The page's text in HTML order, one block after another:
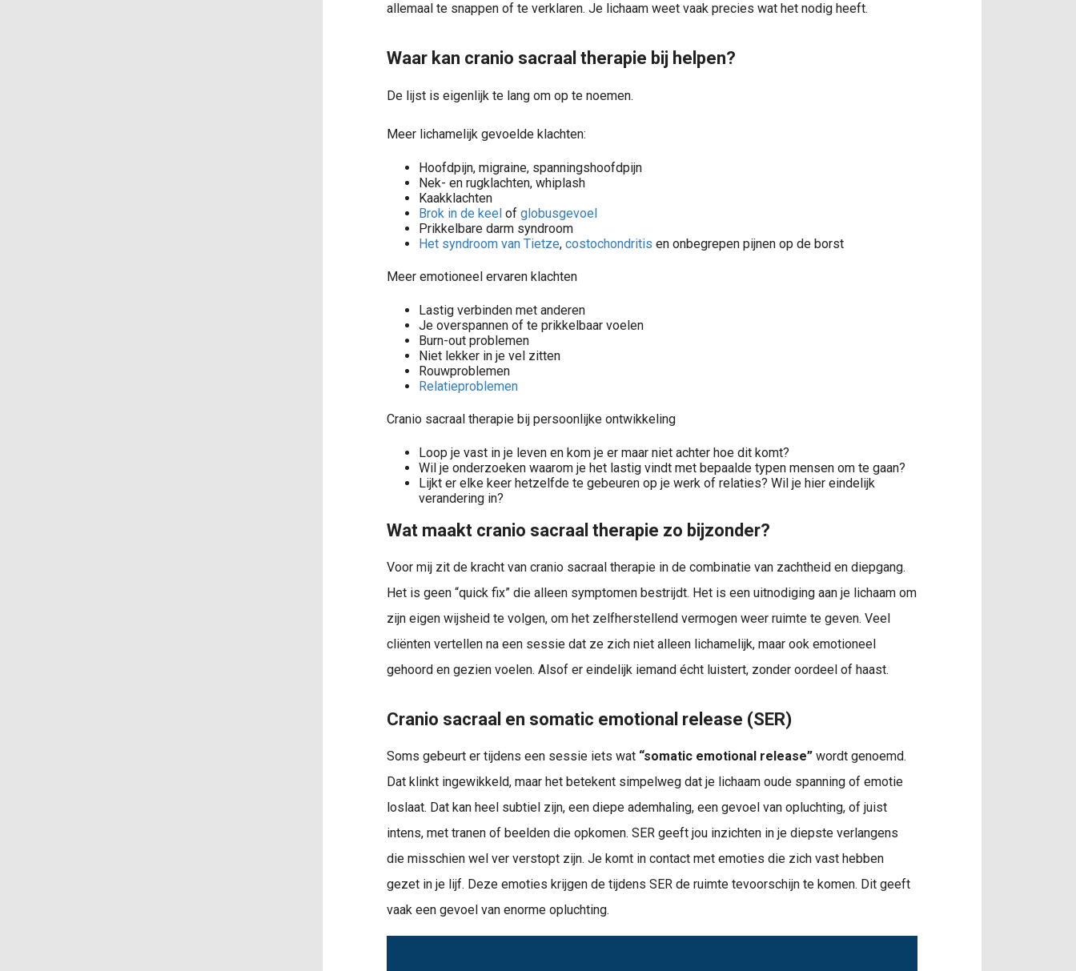
allemaal te snappen of te verklaren. Je lichaam weet vaak precies wat het nodig heeft.
Waar kan cranio sacraal therapie bij helpen?
De lijst is eigenlijk te lang om op te noemen.
Meer lichamelijk gevoelde klachten:
Hoofdpijn, migraine, spanningshoofdpijn
Nek- en rugklachten, whiplash
Kaakklachten
Brok in de keel of globusgevoel
Prikkelbare darm syndroom
Het syndroom van Tietze, costochondritis en onbegrepen pijnen op de borst
Meer emotioneel ervaren klachten
Lastig verbinden met anderen
Je overspannen of te prikkelbaar voelen
Burn-out problemen
Niet lekker in je vel zitten
Rouwproblemen
Relatieproblemen
Cranio sacraal therapie bij persoonlijke ontwikkeling
Loop je vast in je leven en kom je er maar niet achter hoe dit komt?
Wil je onderzoeken waarom je het lastig vindt met bepaalde typen mensen om te gaan?
Lijkt er elke keer hetzelfde te gebeuren op je werk of relaties? Wil je hier eindelijk
verandering in?
Wat maakt cranio sacraal therapie zo bijzonder?
Voor mij zit de kracht van cranio sacraal therapie in de combinatie van zachtheid en diepgang.
Het is geen “quick fix” die alleen symptomen bestrijdt. Het is een uitnodiging aan je lichaam om
zijn eigen wijsheid te volgen, om het zelfherstellend vermogen weer ruimte te geven. Veel
cliënten vertellen na een sessie dat ze zich niet alleen lichamelijk, maar ook emotioneel
gehoord en gezien voelen. Alsof er eindelijk iemand écht luistert, zonder oordeel of haast.
Cranio sacraal en somatic emotional release (SER)
Soms gebeurt er tijdens een sessie iets wat “somatic emotional release” wordt genoemd.
Dat klinkt ingewikkeld, maar het betekent simpelweg dat je lichaam oude spanning of emotie
loslaat. Dat kan heel subtiel zijn, een diepe ademhaling, een gevoel van opluchting, of juist
intens, met tranen of beelden die opkomen. SER geeft jou inzichten in je diepste verlangens
die misschien wel ver verstopt zijn. Je komt in contact met emoties die zich vast hebben
gezet in je lijf. Deze emoties krijgen de tijdens SER de ruimte tevoorschijn te komen. Dit geeft
vaak een gevoel van enorme opluchting.